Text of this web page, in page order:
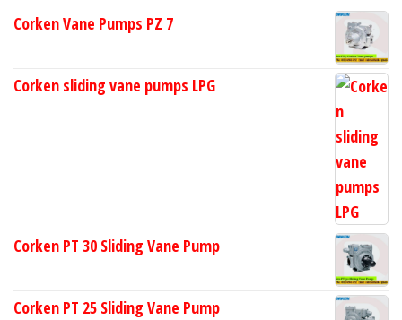
Corken Vane Pumps PZ 7
Corken sliding vane pumps LPG
Corken PT 30 Sliding Vane Pump
Corken PT 25 Sliding Vane Pump